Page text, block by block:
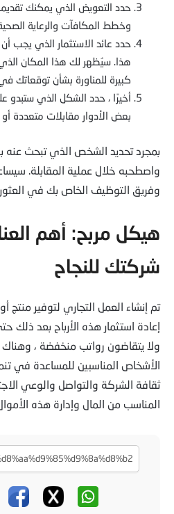
حدد التعويض الذي يمكنك
وخطط المكافآت والرعاية
حدد عائد الاستثمار الذي يجب
هذا. سيُظهر لك هذا المكان
كبيرة للمناورة بشأن توقعاتك
أخيرًا ، حدد الشكل الذي ستبدو
بعض الأدوار مقابلات متعددة
بمجرد تحديد الشخص الذي تبحث عنه
واصطحبه خلال عملية المقابلة.
وفريق التوظيف الخاص بك في
هيكل مربح: أهم
شركتك للنجاح
تم إنشاء العمل التجاري لتوفير
إعادة استثمار هذه الأرباح بعد ذلك
ولا يتقاضون رواتب منخفضة ،
الأشخاص المناسبين للمساعدة في
ثقافة الشركة والتواصل والوعي
المناسب من المال وإدارة هذه